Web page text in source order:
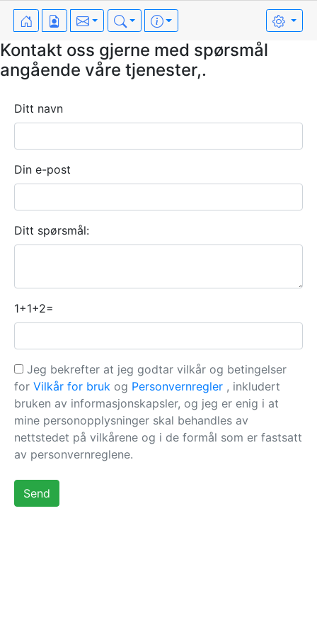
Kontakt oss gjerne med spørsmål
angående våre tjenester,.
Ditt navn
Din e-post
Ditt spørsmål:
1+1+2=
Jeg bekrefter at jeg godtar vilkår og betingelser
for Vilkår for bruk og Personvernregler , inkludert
bruken av informasjonskapsler, og jeg er enig i at
mine personopplysninger skal behandles av
nettstedet på vilkårene og i de formål som er fastsatt
av personvernreglene.